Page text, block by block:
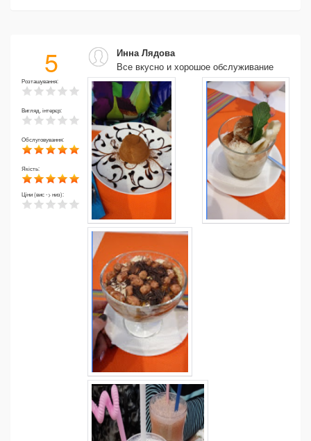
5
Розташування:
Вигляд, інтерєр:
Обслуговування:
Якість:
Ціни (вис -> низ):
Инна Лядова
Все вкусно и хорошое обслуживание